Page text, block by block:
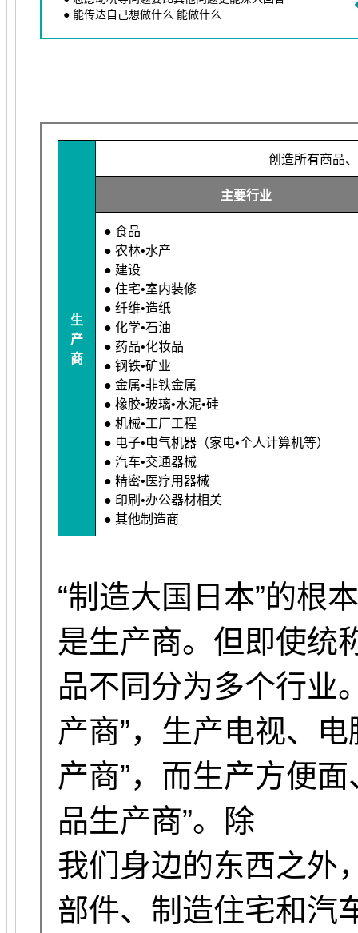
● 能传达自己想做什么 能做什么
生
产
商
创造所有商品
主要行业
● 食品
● 农林•水产
● 建设
● 住宅•室内装修
● 纤维•造纸
● 化学•石油
● 药品•化妆品
● 钢铁•矿业
● 金属•非铁金属
● 橡胶•玻璃•水泥•硅
● 机械•工厂工程
● 电子•电气机器（家电•个人计算机等）
● 汽车•交通器械
● 精密•医疗用器械
● 印刷•办公器材相关
● 其他制造商
“制造大国日本”的根
是生产商。但即使统
品不同分为多个行业
产商”，生产电视、
产商”，而生产方便
品生产商”。除
我们身边的东西之外
部件、制造住宅和汽